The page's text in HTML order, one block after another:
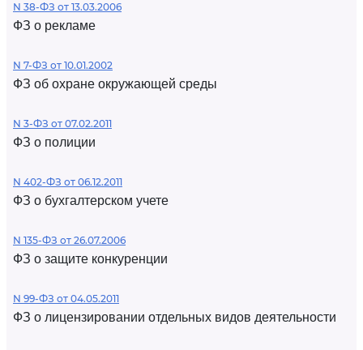
N 38-ФЗ от 13.03.2006
ФЗ о рекламе
N 7-ФЗ от 10.01.2002
ФЗ об охране окружающей среды
N 3-ФЗ от 07.02.2011
ФЗ о полиции
N 402-ФЗ от 06.12.2011
ФЗ о бухгалтерском учете
N 135-ФЗ от 26.07.2006
ФЗ о защите конкуренции
N 99-ФЗ от 04.05.2011
ФЗ о лицензировании отдельных видов деятельности